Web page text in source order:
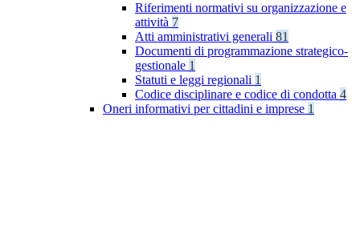
Riferimenti normativi su organizzazione e
attività 7
Atti amministrativi generali 81
Documenti di programmazione strategico-
gestionale 1
Statuti e leggi regionali 1
Codice disciplinare e codice di condotta 4
Oneri informativi per cittadini e imprese 1